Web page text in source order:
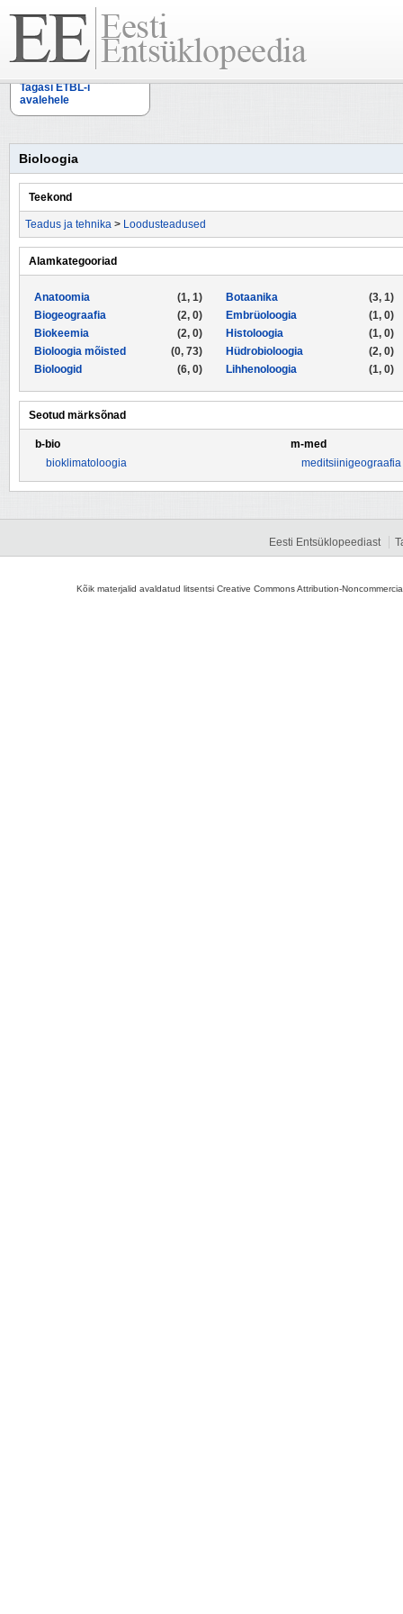
Tagasi ETBL-i
avalehele
Bioloogia
Teekond
Teadus ja tehnika > Loodusteadused
Alamkategooriad
(1, 1)
Anatoomia
(2, 0)
Biogeograafia
(2, 0)
Biokeemia
(0, 73)
Bioloogia mõisted
(6, 0)
Bioloogid
(3, 1)
Botaanika
(1, 0)
Embrüoloogia
(1, 0)
Histoloogia
(2, 0)
Hüdrobioloogia
(1, 0)
Lihhenoloogia
Seotud märksõnad
b-bio
bioklimatoloogia
m-med
meditsiinigeograafia
Eesti Entsüklopeediast
Kõik materjalid avaldatud litsentsi Creative Commons Attribution-